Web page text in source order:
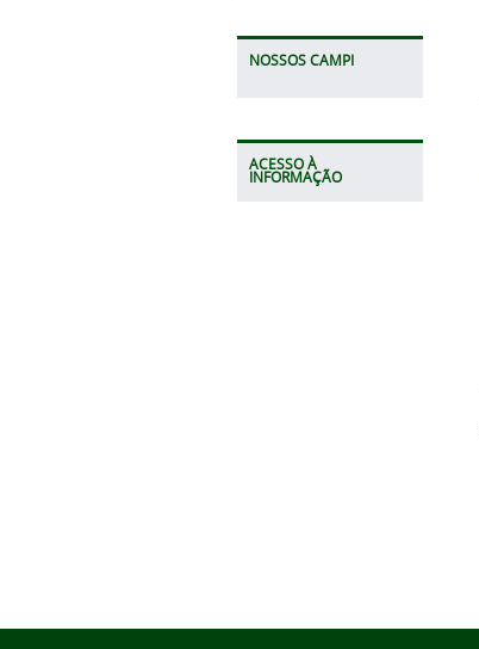
NOSSOS CAMPI
ACESSO À
INFORMAÇÃO